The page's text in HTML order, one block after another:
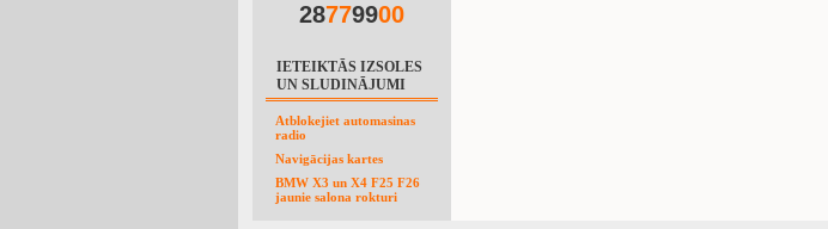
28779900
IETEIKTĀS IZSOLES
UN SLUDINĀJUMI
Atblokejiet automasinas
radio
Navigācijas kartes
BMW X3 un X4 F25 F26
jaunie salona rokturi